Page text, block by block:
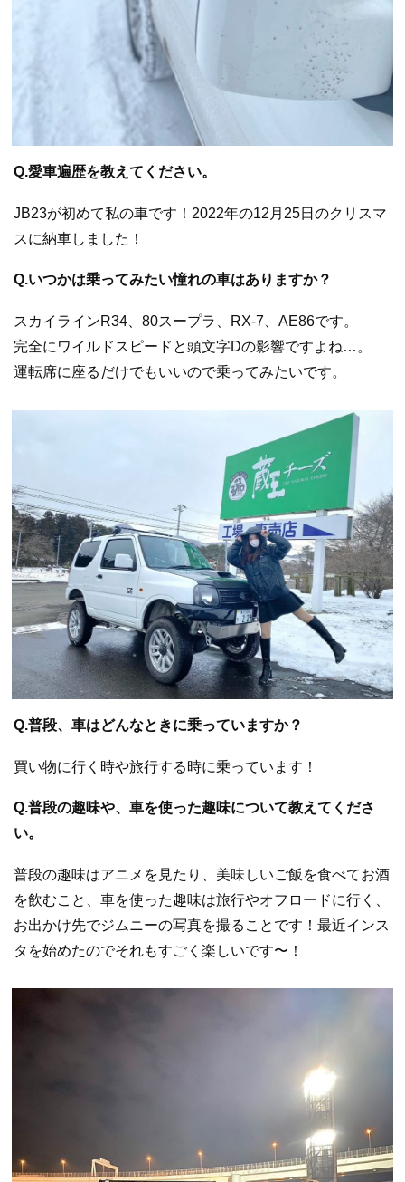
Q.愛車遍歴を教えてください。
JB23が初めて私の車です！2022年の12月25日のクリスマ
スに納車しました！
Q.いつかは乗ってみたい憧れの車はありますか？
スカイラインR34、80スープラ、RX-7、AE86です。
完全にワイルドスピードと頭文字Dの影響ですよね…。
運転席に座るだけでもいいので乗ってみたいです。
Q.普段、車はどんなときに乗っていますか？
買い物に行く時や旅行する時に乗っています！
Q.普段の趣味や、車を使った趣味について教えてくださ
い。
普段の趣味はアニメを見たり、美味しいご飯を食べてお酒
を飲むこと、車を使った趣味は旅行やオフロードに行く、
お出かけ先でジムニーの写真を撮ることです！最近インス
タを始めたのでそれもすごく楽しいです〜！